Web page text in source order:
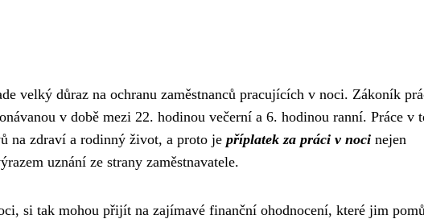
velký důraz na ochranu zaměstnanců pracujících v noci. Zákoník
v době mezi 22. hodinou večerní a 6. hodinou ranní. Práce v
na zdraví a rodinný život, a proto je příplatek za práci v noci nejen
uznání ze strany zaměstnavatele.
si tak mohou přijít na zajímavé finanční ohodnocení, které jim